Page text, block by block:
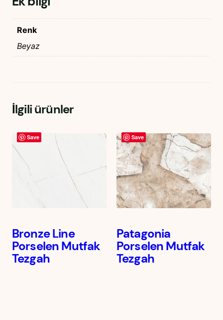
Renk
Beyaz
İlgili ürünler
Save
Bronze Line
Porselen Mutfak
Tezgah
Save
Patagonia
Porselen Mutfak
Tezgah